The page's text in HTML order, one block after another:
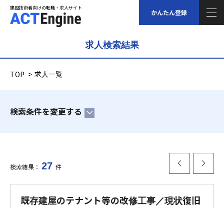
建設技術者向けの転職・求人サイト
かんたん登録
求人検索結果
TOP 求人一覧
検索条件を変更する
検索結果： 27 件
ジへ ジへ
既存建屋のテナント等の改修工事／現状復旧
建設技術者向けの転職・求人サイト
コラム